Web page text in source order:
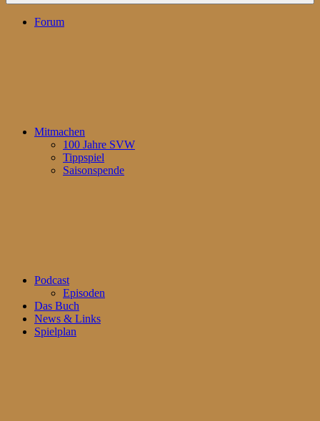
Forum
Mitmachen
100 Jahre SVW
Tippspiel
Saisonspende
Podcast
Episoden
Das Buch
News & Links
Spielplan